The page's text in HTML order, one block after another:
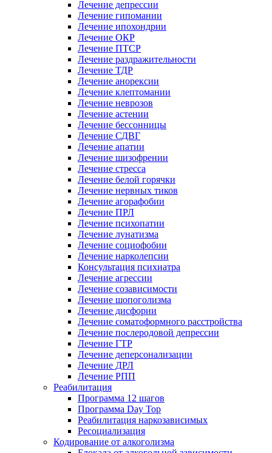
Лечение депрессии
Лечение гипомании
Лечение ипохондрии
Лечение ОКР
Лечение ПТСР
Лечение раздражительности
Лечение ТДР
Лечение анорексии
Лечение клептомании
Лечение неврозов
Лечение астении
Лечение бессонницы
Лечение СДВГ
Лечение апатии
Лечение шизофрении
Лечение стресса
Лечение белой горячки
Лечение нервных тиков
Лечение агорафобии
Лечение ПРЛ
Лечение психопатии
Лечение лунатизма
Лечение социофобии
Лечение нарколепсии
Консультация психиатра
Лечение агрессии
Лечение созависимости
Лечение шопоголизма
Лечение дисфории
Лечение соматоформного расстройства
Лечение послеродовой депрессии
Лечение ГТР
Лечение деперсонализации
Лечение ДРЛ
Лечение РПП
Реабилитация
Программа 12 шагов
Программа Day Top
Реабилитация наркозависимых
Ресоциализация
Кодирование от алкоголизма